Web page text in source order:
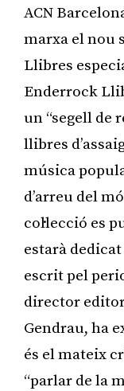
ACN
marxa el nou
Llibres
Enderrock
un “segell de
llibres
música
d’arreu del
col·lecció es
estarà dedicat
escrit pel
director
Gendrau, ha
és el mateix
“parlar de la